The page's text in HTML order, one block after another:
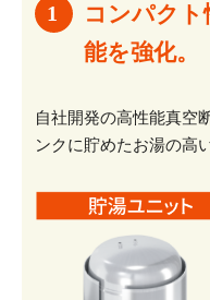
コンパク
能を強化。
自社開発の高性能真空
ンクに貯めたお湯の高